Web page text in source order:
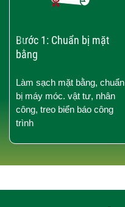
Bước 1: Chuẩn bị mặt
bằng
Làm sạch mặt bằng, chuẩn
bị máy móc. vật tư, nhân
công, treo biển báo công
trình
‹